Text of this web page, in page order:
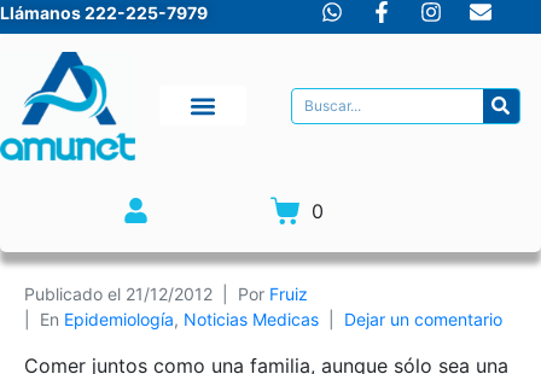
Llámanos 222-225-7979
0
Publicado el 21/12/2012 Por Fruiz
En Epidemiología, Noticias Medicas Dejar un comentario
Comer juntos como una familia, aunque sólo sea una